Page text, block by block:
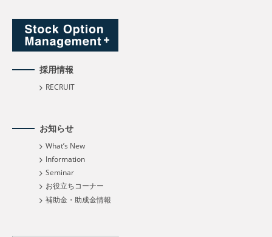
採用情報
RECRUIT
お知らせ
What’s New
Information
Seminar
お役立ちコーナー
補助金・助成金情報